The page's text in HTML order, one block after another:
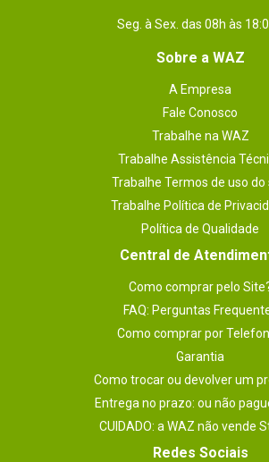
Seg. à Sex. das 08h às
Sobre a WAZ
A Empresa
Fale Conosco
Trabalhe na WAZ
Trabalhe Assistência
Trabalhe Termos de uso do
Trabalhe Política de
Política de Qualidade
Central de
Como comprar pelo
FAQ: Perguntas
Como comprar por
Garantia
Como trocar ou devolver um
Entrega no prazo: ou não
CUIDADO: a WAZ não vende
Redes Sociais